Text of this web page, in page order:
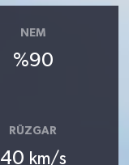
NEM
%90
RÜZGAR
40 km/s